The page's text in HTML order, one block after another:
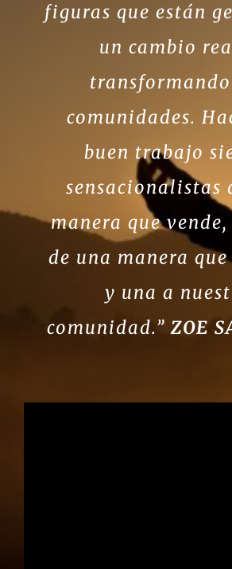
figuras que están
un cambio
transformando
comunidades.
buen trabajo
sensacionalistas
manera que
de una manera
y una a
comunidad.” ZOE